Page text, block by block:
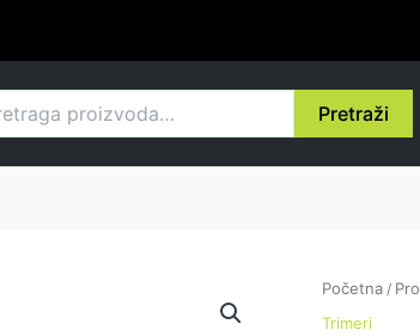
Pretraži
Početna/
Trimeri